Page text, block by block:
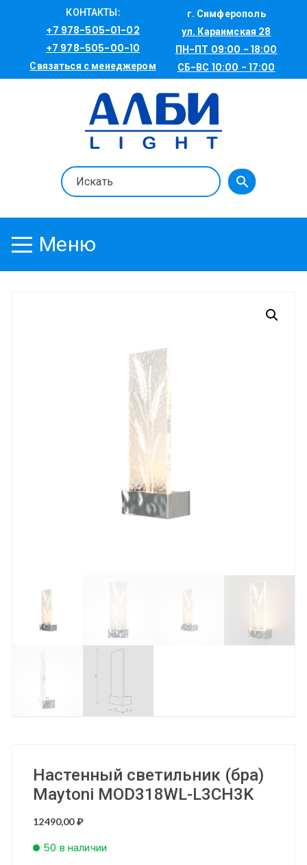
КОНТАКТЫ:
+7 978-505-01-02
+7 978-505-00-10
Связаться с менеджером
г. Симферополь
ул. Караимская 28
ПН-ПТ 09:00 - 18:00
СБ-ВС 10:00 - 17:00
Меню
Настенный светильник (бра)
Maytoni MOD318WL-L3CH3K
12490,00₽
50 в наличии